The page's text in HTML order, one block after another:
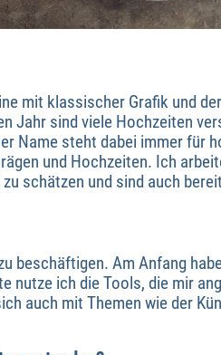
mit klassischer Grafik und
Jahr sind viele Hochzeiten
Name steht dabei immer für
und Hochzeiten. Ich
schätzen und sind auch
beschäftigen. Am Anfang
nutze ich die Tools, die mir
auch mit Themen wie der